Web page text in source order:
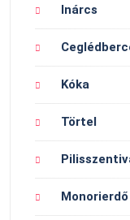
Inárcs
Kóka
Törtel
Monorierdő